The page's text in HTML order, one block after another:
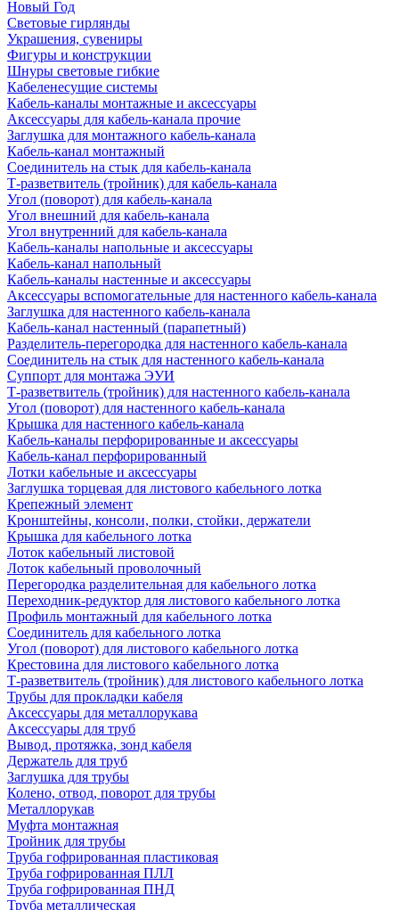
Новый Год
Световые гирлянды
Украшения, сувениры
Фигуры и конструкции
Шнуры световые гибкие
Кабеленесущие системы
Кабель-каналы монтажные и аксессуары
Аксессуары для кабель-канала прочие
Заглушка для монтажного кабель-канала
Кабель-канал монтажный
Соединитель на стык для кабель-канала
Т-разветвитель (тройник) для кабель-канала
Угол (поворот) для кабель-канала
Угол внешний для кабель-канала
Угол внутренний для кабель-канала
Кабель-каналы напольные и аксессуары
Кабель-канал напольный
Кабель-каналы настенные и аксессуары
Аксессуары вспомогательные для настенного кабель-канала
Заглушка для настенного кабель-канала
Кабель-канал настенный (парапетный)
Разделитель-перегородка для настенного кабель-канала
Соединитель на стык для настенного кабель-канала
Суппорт для монтажа ЭУИ
Т-разветвитель (тройник) для настенного кабель-канала
Угол (поворот) для настенного кабель-канала
Крышка для настенного кабель-канала
Кабель-каналы перфорированные и аксессуары
Кабель-канал перфорированный
Лотки кабельные и аксессуары
Заглушка торцевая для листового кабельного лотка
Крепежный элемент
Кронштейны, консоли, полки, стойки, держатели
Крышка для кабельного лотка
Лоток кабельный листовой
Лоток кабельный проволочный
Перегородка разделительная для кабельного лотка
Переходник-редуктор для листового кабельного лотка
Профиль монтажный для кабельного лотка
Соединитель для кабельного лотка
Угол (поворот) для листового кабельного лотка
Крестовина для листового кабельного лотка
Т-разветвитель (тройник) для листового кабельного лотка
Трубы для прокладки кабеля
Аксессуары для металлорукава
Аксессуары для труб
Вывод, протяжка, зонд кабеля
Держатель для труб
Заглушка для трубы
Колено, отвод, поворот для трубы
Металлорукав
Муфта монтажная
Тройник для трубы
Труба гофрированная пластиковая
Труба гофрированная ПЛЛ
Труба гофрированная ПНД
Труба металлическая